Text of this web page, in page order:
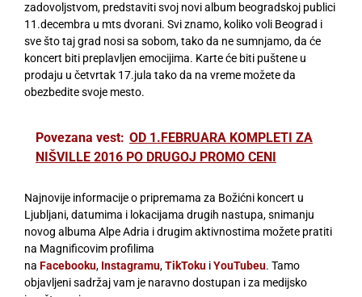
zadovoljstvom, predstaviti svoj novi album beogradskoj publici
11.decembra u mts dvorani. Svi znamo, koliko voli Beograd i
sve što taj grad nosi sa sobom, tako da ne sumnjamo, da će
koncert biti preplavljen emocijima. Karte će biti puštene u
prodaju u četvrtak 17.jula tako da na vreme možete da
obezbedite svoje mesto.
Povezana vest: OD 1.FEBRUARA KOMPLETI ZA
NIŠVILLE 2016 PO DRUGOJ PROMO CENI
Najnovije informacije o pripremama za Božićni koncert u
Ljubljani, datumima i lokacijama drugih nastupa, snimanju
novog albuma Alpe Adria i drugim aktivnostima možete pratiti
na Magnificovim profilima
na Facebooku, Instagramu,TikToku iYouTubeu. Tamo
objavljeni sadržaj vam je naravno dostupan i za medijsko